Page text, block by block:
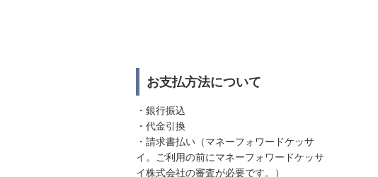
お支払方法について
・銀行振込
・代金引換
・請求書払い（マネーフォワードケッサ
イ。ご利用の前にマネーフォワードケッサ
イ株式会社の審査が必要です。）